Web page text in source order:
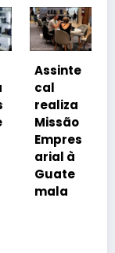
à
Coalizã
Prosper
a Brasil
cobra
isonomi
a
tributár